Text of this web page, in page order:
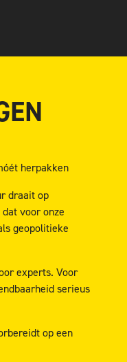
herpakken
draait op
voor onze
geopolitieke
experts. Voor
serieus
op een